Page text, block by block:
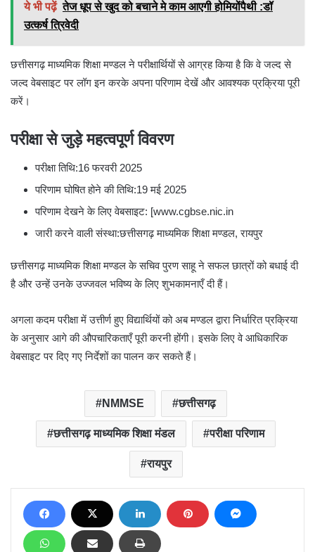
ये भी पढ़ें तेज धूप से खुद को बचाने मे काम आएगी होमियोंपैथी :डॉ
उत्कर्ष त्रिवेदी
छत्तीसगढ़ माध्यमिक शिक्षा मण्डल ने परीक्षार्थियों से आग्रह किया है कि वे जल्द से
जल्द वेबसाइट पर लॉग इन करके अपना परिणाम देखें और आवश्यक प्रक्रिया पूरी
करें।
परीक्षा से जुड़े महत्वपूर्ण विवरण
परीक्षा तिथि:16 फरवरी 2025
परिणाम घोषित होने की तिथि:19 मई 2025
परिणाम देखने के लिए वेबसाइट: [www.cgbse.nic.in
जारी करने वाली संस्था:छत्तीसगढ़ माध्यमिक शिक्षा मण्डल, रायपुर
छत्तीसगढ़ माध्यमिक शिक्षा मण्डल के सचिव पुरण साहू ने सफल छात्रों को बधाई दी
है और उन्हें उनके उज्जवल भविष्य के लिए शुभकामनाएँ दी हैं।
अगला कदम परीक्षा में उत्तीर्ण हुए विद्यार्थियों को अब मण्डल द्वारा निर्धारित प्रक्रिया
के अनुसार आगे की औपचारिकताएँ पूरी करनी होंगी। इसके लिए वे आधिकारिक
वेबसाइट पर दिए गए निर्देशों का पालन कर सकते हैं।
NMMSE छत्तीसगढ़
छत्तीसगढ़ माध्यमिक शिक्षा मंडल परीक्षा परिणाम
रायपुर